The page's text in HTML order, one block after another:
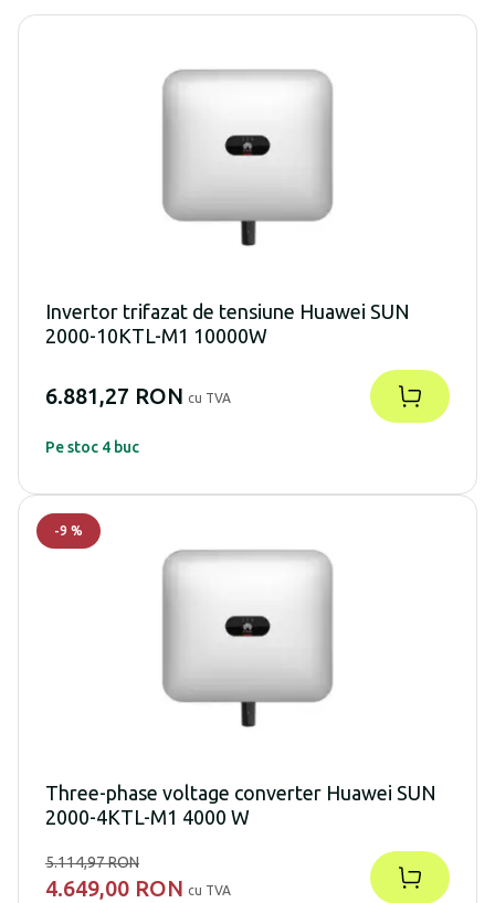
Invertor trifazat de tensiune Huawei SUN
2000-10KTL-M1 10000W
6.881,27 RON cu TVA
Pe stoc 4 buc
-9 %
Three-phase voltage converter Huawei SUN
2000-4KTL-M1 4000 W
5.114,97 RON
4.649,00 RON cu TVA